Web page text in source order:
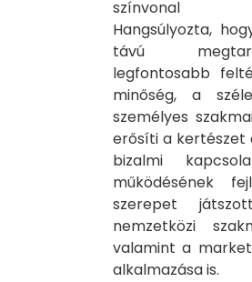
színvonal
Hangsúlyozta,
távú
legfontosabb
minőség, a
személyes
erősíti a kertészet
bizalmi
működésének
szerepet
nemzetközi
valamint a
alkalmazása is.